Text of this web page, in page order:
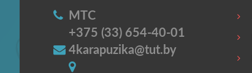
МТС
+375 (33) 654-40-01
4karapuzika@tut.by